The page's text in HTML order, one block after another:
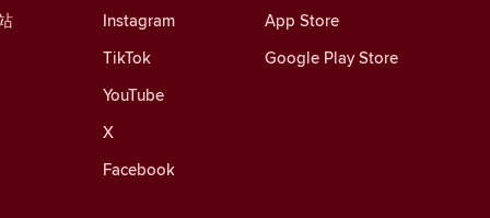
Instagram
TikTok
YouTube
X
Facebook
App Store
Google Play Store